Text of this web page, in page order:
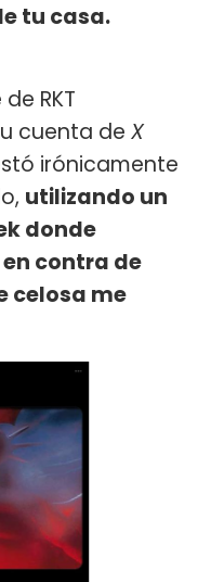
tu casa.
RKT
cuenta de X
irónicamente
utilizando un
donde
contra de
celosa me